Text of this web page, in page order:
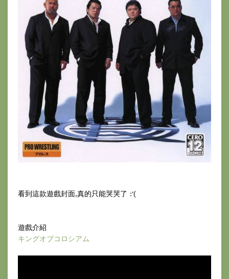
看到這款遊戲封面,真的只能哭哭了 :'(
遊戲介紹
キングオブコロシアム